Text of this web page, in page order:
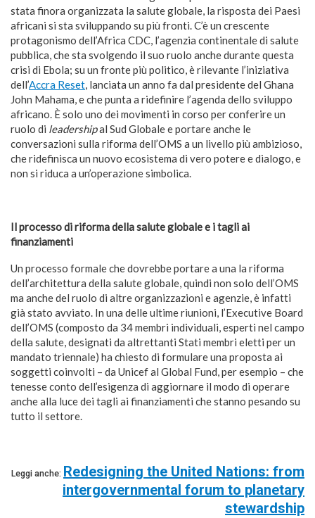
stata finora organizzata la salute globale, la risposta dei Paesi
africani si sta sviluppando su più fronti. C’è un crescente
protagonismo dell’Africa CDC, l’agenzia continentale di salute
pubblica, che sta svolgendo il suo ruolo anche durante questa
crisi di Ebola; su un fronte più politico, è rilevante l’iniziativa
dell’Accra Reset, lanciata un anno fa dal presidente del Ghana
John Mahama, e che punta a ridefinire l’agenda dello sviluppo
africano. È solo uno dei movimenti in corso per conferire un
ruolo di leadershipal Sud Globale e portare anche le
conversazioni sulla riforma dell’OMS a un livello più ambizioso,
che ridefinisca un nuovo ecosistema di vero potere e dialogo, e
non si riduca a un’operazione simbolica.
Il processo di riforma della salute globale e i tagli ai
finanziamenti
Un processo formale che dovrebbe portare a una la riforma
dell’architettura della salute globale, quindi non solo dell’OMS
ma anche del ruolo di altre organizzazioni e agenzie, è infatti
già stato avviato. In una delle ultime riunioni, l’Executive Board
dell’OMS (composto da 34 membri individuali, esperti nel campo
della salute, designati da altrettanti Stati membri eletti per un
mandato triennale) ha chiesto di formulare una proposta ai
soggetti coinvolti – da Unicef al Global Fund, per esempio – che
tenesse conto dell’esigenza di aggiornare il modo di operare
anche alla luce dei tagli ai finanziamenti che stanno pesando su
tutto il settore.
Leggi anche: Redesigning the United Nations: from
intergovernmental forum to planetary
stewardship